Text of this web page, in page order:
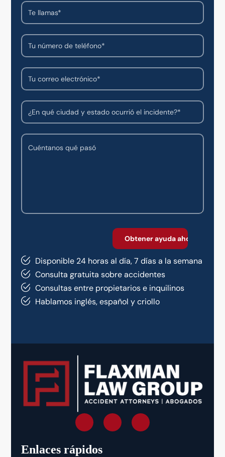
Disponible 24 horas al día, 7 días a la semana
Consulta gratuita sobre accidentes
Consultas entre propietarios e inquilinos
Hablamos inglés, español y criollo
Enlaces rápidos